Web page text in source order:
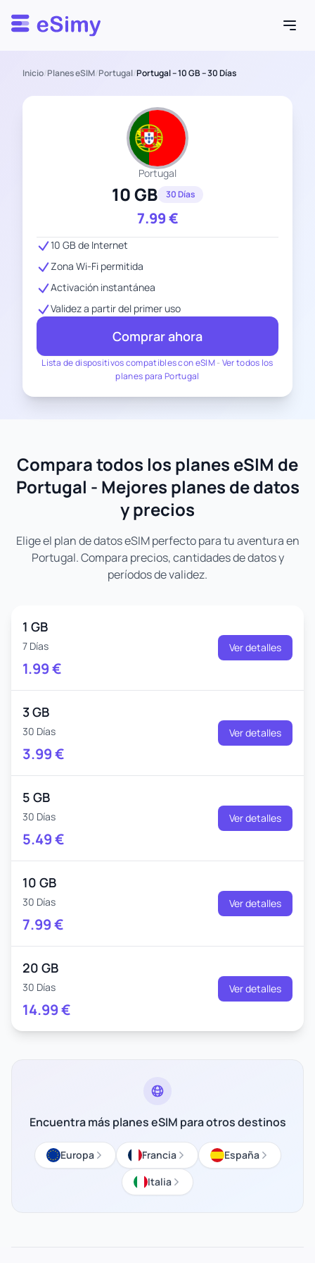
Esimy
Inicio/Planes eSIM/Portugal/Portugal – 10 GB – 30 Días
Portugal
10 GB 30 Días
7.99€
Lista de dispositivos compatibles con eSIM- Ver todos los
planes para Portugal
10 GB de Internet
Zona Wi-Fi permitida
Activación instantánea
Validez a partir del primer uso
Comprar ahora
Compara todos los planes eSIM de
Portugal - Mejores planes de datos
y precios
Elige el plan de datos eSIM perfecto para tu aventura en
Portugal. Compara precios, cantidades de datos y
períodos de validez.
1 GB
7 Días
1.99€
Ver detalles
3 GB
30 Días
3.99€
Ver detalles
5 GB
30 Días
5.49€
Ver detalles
10 GB
30 Días
7.99€
Ver detalles
20 GB
30 Días
14.99€
Ver detalles
Encuentra más planes eSIM para otros destinos
Europa Francia
España
Italia